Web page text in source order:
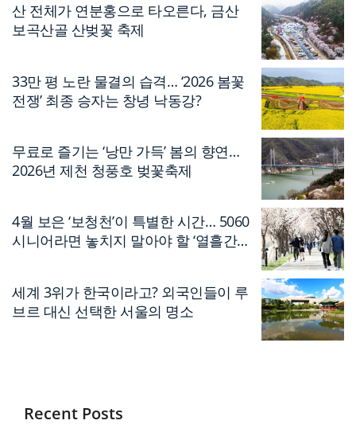
산 전체가 연분홍으로 타오른다, 금산
보곡산골 산벚꽃 축제
33만 평 노란 물결의 습격… ‘2026 봄꽃
전쟁’ 최종 승자는 창녕 낙동강?
무료로 즐기는 ‘낭만 가득’ 봄의 향연…
2026년 제천 청풍호 벚꽃축제
4월 보은 ‘보청천’이 특별한 시간… 5060
시니어라면 놓치지 말아야 할 ‘열흘간의
세계 3위가 한국이라고? 외국인들이 루
브르 대신 선택한 서울의 명소
Recent Posts